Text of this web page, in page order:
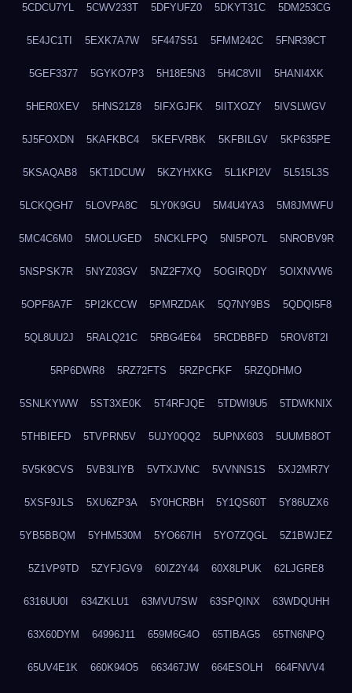
5CDCU7YL 5CWV233T 5DFYUFZ0 5DKYT31C 5DM253CG
5E4JC1TI 5EXK7A7W 5F447S51 5FMM242C 5FNR39CT
5GEF3377 5GYKO7P3 5H18E5N3 5H4C8VII 5HANI4XK
5HER0XEV 5HNS21Z8 5IFXGJFK 5IITXOZY 5IVSLWGV
5J5FOXDN 5KAFKBC4 5KEFVRBK 5KFBILGV 5KP635PE
5KSAQAB8 5KT1DCUW 5KZYHXKG 5L1KPI2V 5L515L3S
5LCKQGH7 5LOVPA8C 5LY0K9GU 5M4U4YA3 5M8JMWFU
5MC4C6M0 5MOLUGED 5NCKLFPQ 5NI5PO7L 5NROBV9R
5NSPSK7R 5NYZ03GV 5NZ2F7XQ 5OGIRQDY 5OIXNVW6
5OPF8A7F 5PI2KCCW 5PMRZDAK 5Q7NY9BS 5QDQI5F8
5QL8UU2J 5RALQ21C 5RBG4E64 5RCDBBFD 5ROV8T2I
5RP6DWR8 5RZ72FTS 5RZPCFKF 5RZQDHMO
5SNLKYWW 5ST3XE0K 5T4RFJQE 5TDWI9U5 5TDWKNIX
5THBIEFD 5TVPRN5V 5UJY0QQ2 5UPNX603 5UUMB8OT
5V5K9CVS 5VB3LIYB 5VTXJVNC 5VVNNS1S 5XJ2MR7Y
5XSF9JLS 5XU6ZP3A 5Y0HCRBH 5Y1QS60T 5Y86UZX6
5YB5BBQM 5YHM530M 5YO667IH 5YO7ZQGL 5Z1BWJEZ
5Z1VP9TD 5ZYFJGV9 60IZ2Y44 60X8LPUK 62LJGRE8
6316UU0I 634ZKLU1 63MVU7SW 63SPQINX 63WDQUHH
63X60DYM 64996J11 659M6G4O 65TIBAG5 65TN6NPQ
65UV4E1K 660K94O5 663467JW 664ESOLH 664FNVV4